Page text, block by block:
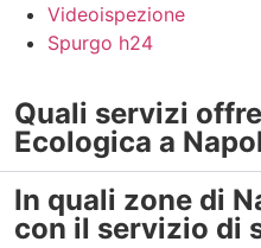
Videoispezione
Spurgo h24
Quali servizi
Ecologica a
In quali zone di
con il servizio di